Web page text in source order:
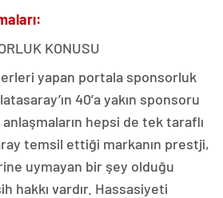
KONUSU
yapan portala sponsorluk
40’a yakın sponsoru
anlaşmaların hepsi de tek taraflı
temsil ettiği markanın prestji,
uymayan bir şey olduğu
hakkı vardır. Hassasiyeti